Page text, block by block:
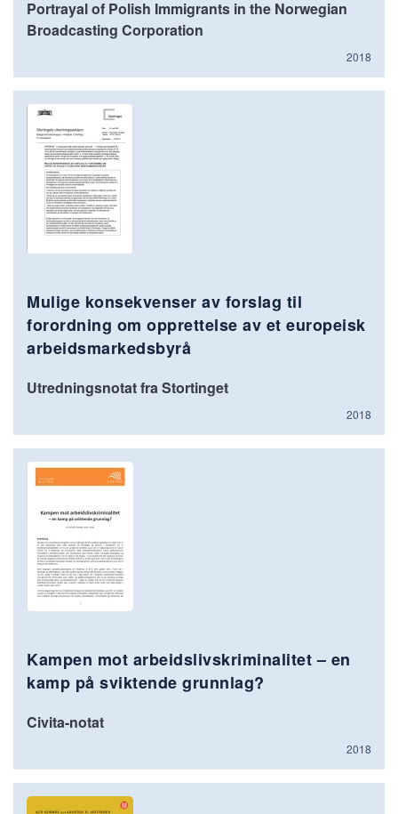
Portrayal of Polish Immigrants in the Norwegian
Broadcasting Corporation
2018
Mulige konsekvenser av forslag til
forordning om opprettelse av et europeisk
arbeidsmarkedsbyrå
Utredningsnotat fra Stortinget
2018
Kampen mot arbeidslivskriminalitet – en
kamp på sviktende grunnlag?
Civita-notat
2018